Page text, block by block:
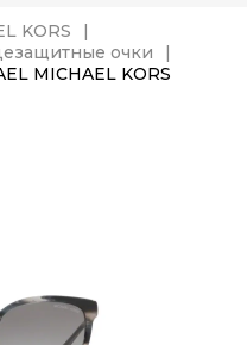
KORS
очки
MICHAEL KORS